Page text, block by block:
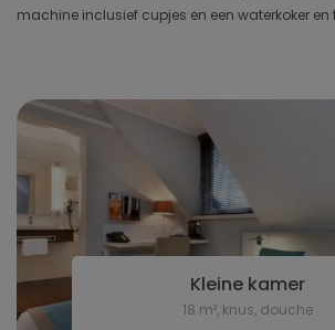
machine inclusief cupjes en een waterkoker en
Kleine kamer
18 m², knus, douche